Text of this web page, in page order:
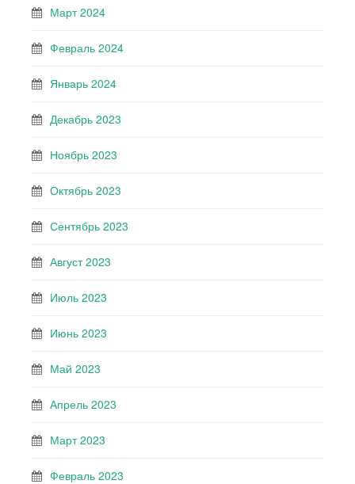
Март 2024
Февраль 2024
Январь 2024
Декабрь 2023
Ноябрь 2023
Октябрь 2023
Сентябрь 2023
Август 2023
Июль 2023
Июнь 2023
Май 2023
Апрель 2023
Март 2023
Февраль 2023